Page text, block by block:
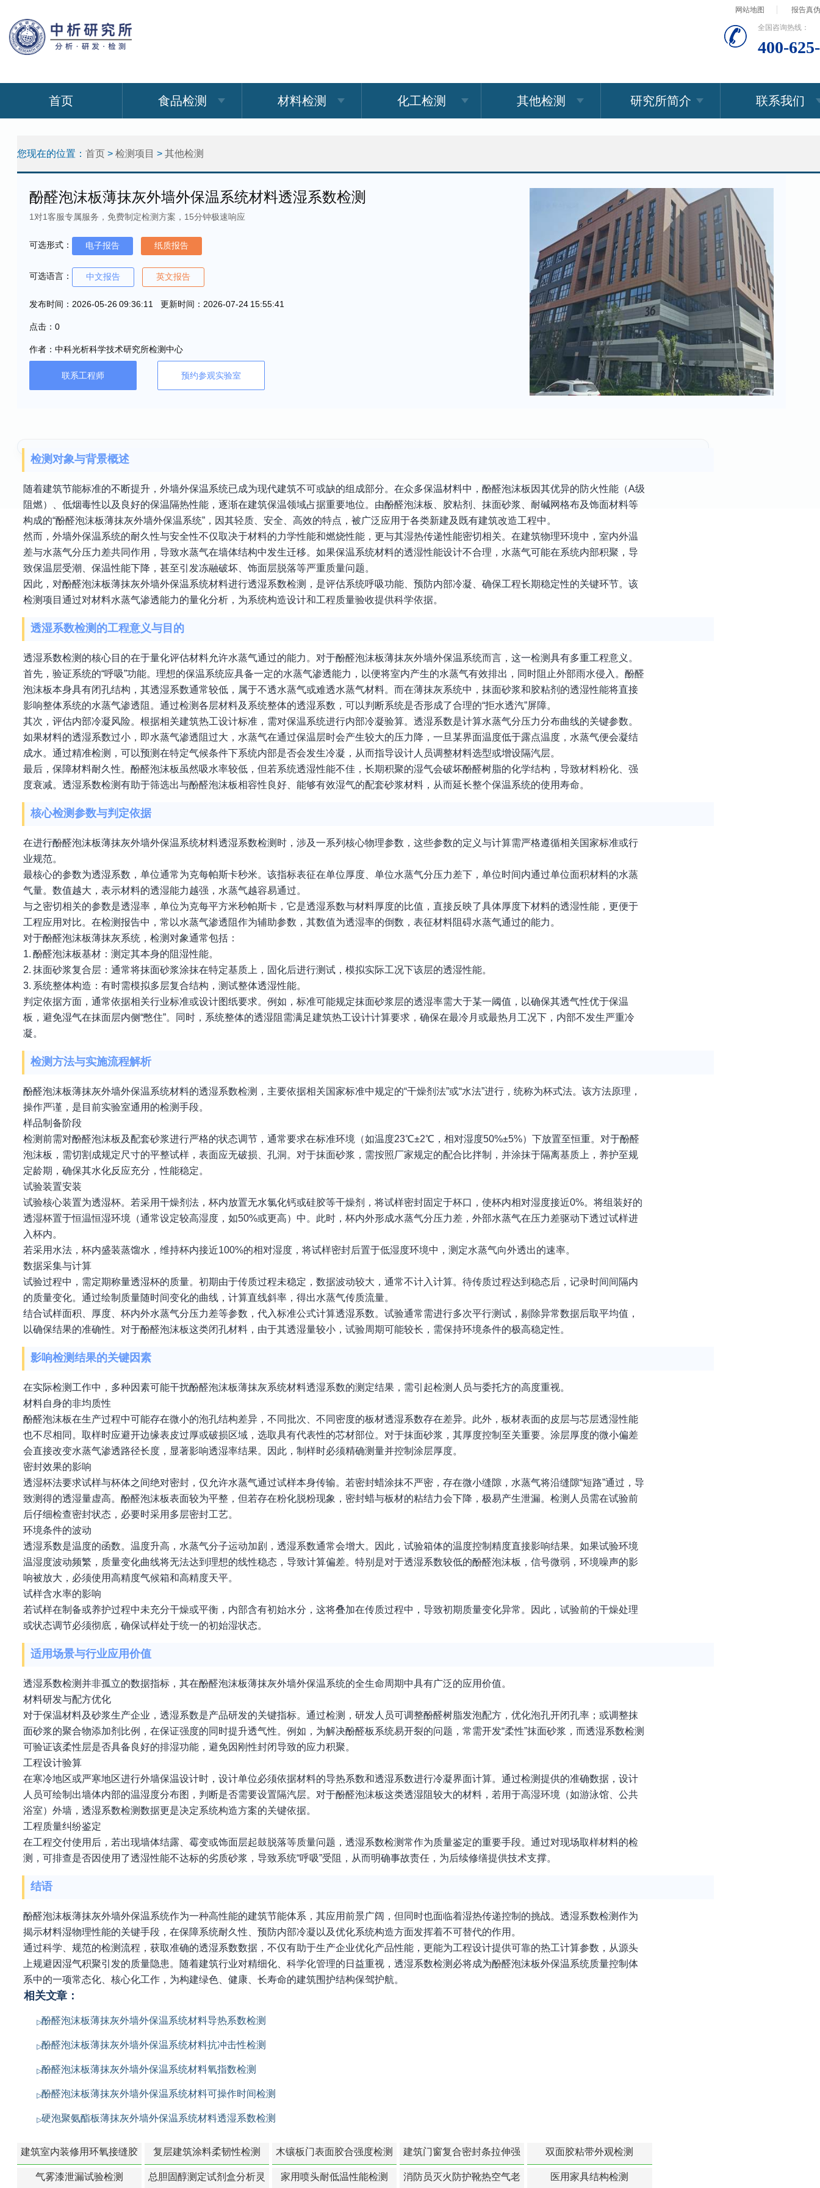
网站地图 报告真
全国咨询热线：
400-
首页 食品检测 材料检测 化工检测 其他检测 研究所简介 联系我们
您现在的位置： 首页 > 检测项目 > 其他检测
酚醛泡沫板薄抹灰外墙外保温系统材料透湿系数检测
1对1客服专属服务，免费制定检测方案，15分钟极速响应
可选形式： 电子报告 纸质报告
可选语言： 中文报告 英文报告
发布时间：2026-05-26 09:36:11 更新时间：2026-07-24 15:55:41
点击：0
作者：中科光析科学技术研究所检测中心
联系工程师 预约参观实验室
检测对象与背景概述
随着建筑节能标准的不断提升，外墙外保温系统已成为现代建筑不可或缺的组成部分。在众多保温材料中，酚醛泡沫板因其优异的防火性能（A级
阻燃）、低烟毒性以及良好的保温隔热性能，逐渐在建筑保温领域占据重要地位。由酚醛泡沫板、胶粘剂、抹面砂浆、耐碱网格布及饰面材料等
构成的“酚醛泡沫板薄抹灰外墙外保温系统”，因其轻质、安全、高效的特点，被广泛应用于各类新建及既有建筑改造工程中。
然而，外墙外保温系统的耐久性与安全性不仅取决于材料的力学性能和燃烧性能，更与其湿热传递性能密切相关。在建筑物理环境中，室内外温
差与水蒸气分压力差共同作用，导致水蒸气在墙体结构中发生迁移。如果保温系统材料的透湿性能设计不合理，水蒸气可能在系统内部积聚，导
致保温层受潮、保温性能下降，甚至引发冻融破坏、饰面层脱落等严重质量问题。
因此，对酚醛泡沫板薄抹灰外墙外保温系统材料进行透湿系数检测，是评估系统呼吸功能、预防内部冷凝、确保工程长期稳定性的关键环节。该
检测项目通过对材料水蒸气渗透能力的量化分析，为系统构造设计和工程质量验收提供科学依据。
透湿系数检测的工程意义与目的
透湿系数检测的核心目的在于量化评估材料允许水蒸气通过的能力。对于酚醛泡沫板薄抹灰外墙外保温系统而言，这一检测具有多重工程意义。
首先，验证系统的“呼吸”功能。理想的保温系统应具备一定的水蒸气渗透能力，以便将室内产生的水蒸气有效排出，同时阻止外部雨水侵入。酚醛
泡沫板本身具有闭孔结构，其透湿系数通常较低，属于不透水蒸气或难透水蒸气材料。而在薄抹灰系统中，抹面砂浆和胶粘剂的透湿性能将直接
影响整体系统的水蒸气渗透阻。通过检测各层材料及系统整体的透湿系数，可以判断系统是否形成了合理的“拒水透汽”屏障。
其次，评估内部冷凝风险。根据相关建筑热工设计标准，需对保温系统进行内部冷凝验算。透湿系数是计算水蒸气分压力分布曲线的关键参数。
如果材料的透湿系数过小，即水蒸气渗透阻过大，水蒸气在通过保温层时会产生较大的压力降，一旦某界面温度低于露点温度，水蒸气便会凝结
成水。通过精准检测，可以预测在特定气候条件下系统内部是否会发生冷凝，从而指导设计人员调整材料选型或增设隔汽层。
最后，保障材料耐久性。酚醛泡沫板虽然吸水率较低，但若系统透湿性能不佳，长期积聚的湿气会破坏酚醛树脂的化学结构，导致材料粉化、强
度衰减。透湿系数检测有助于筛选出与酚醛泡沫板相容性良好、能够有效湿气的配套砂浆材料，从而延长整个保温系统的使用寿命。
核心检测参数与判定依据
在进行酚醛泡沫板薄抹灰外墙外保温系统材料透湿系数检测时，涉及一系列核心物理参数，这些参数的定义与计算需严格遵循相关国家标准或行
业规范。
最核心的参数为透湿系数，单位通常为克每帕斯卡秒米。该指标表征在单位厚度、单位水蒸气分压力差下，单位时间内通过单位面积材料的水蒸
气量。数值越大，表示材料的透湿能力越强，水蒸气越容易通过。
与之密切相关的参数是透湿率，单位为克每平方米秒帕斯卡，它是透湿系数与材料厚度的比值，直接反映了具体厚度下材料的透湿性能，更便于
工程应用对比。在检测报告中，常以水蒸气渗透阻作为辅助参数，其数值为透湿率的倒数，表征材料阻碍水蒸气通过的能力。
对于酚醛泡沫板薄抹灰系统，检测对象通常包括：
1. 酚醛泡沫板基材：测定其本身的阻湿性能。
2. 抹面砂浆复合层：通常将抹面砂浆涂抹在特定基质上，固化后进行测试，模拟实际工况下该层的透湿性能。
3. 系统整体构造：有时需模拟多层复合结构，测试整体透湿性能。
判定依据方面，通常依据相关行业标准或设计图纸要求。例如，标准可能规定抹面砂浆层的透湿率需大于某一阈值，以确保其透气性优于保温
板，避免湿气在抹面层内侧“憋住”。同时，系统整体的透湿阻需满足建筑热工设计计算要求，确保在最冷月或最热月工况下，内部不发生严重冷
凝。
检测方法与实施流程解析
酚醛泡沫板薄抹灰外墙外保温系统材料的透湿系数检测，主要依据相关国家标准中规定的“干燥剂法”或“水法”进行，统称为杯式法。该方法原理，
操作严谨，是目前实验室通用的检测手段。
样品制备阶段
检测前需对酚醛泡沫板及配套砂浆进行严格的状态调节，通常要求在标准环境（如温度23℃±2℃，相对湿度50%±5%）下放置至恒重。对于酚醛
泡沫板，需切割成规定尺寸的平整试样，表面应无破损、孔洞。对于抹面砂浆，需按照厂家规定的配合比拌制，并涂抹于隔离基质上，养护至规
定龄期，确保其水化反应充分，性能稳定。
试验装置安装
试验核心装置为透湿杯。若采用干燥剂法，杯内放置无水氯化钙或硅胶等干燥剂，将试样密封固定于杯口，使杯内相对湿度接近0%。将组装好的
透湿杯置于恒温恒湿环境（通常设定较高湿度，如50%或更高）中。此时，杯内外形成水蒸气分压力差，外部水蒸气在压力差驱动下透过试样进
入杯内。
若采用水法，杯内盛装蒸馏水，维持杯内接近100%的相对湿度，将试样密封后置于低湿度环境中，测定水蒸气向外透出的速率。
数据采集与计算
试验过程中，需定期称量透湿杯的质量。初期由于传质过程未稳定，数据波动较大，通常不计入计算。待传质过程达到稳态后，记录时间间隔内
的质量变化。通过绘制质量随时间变化的曲线，计算直线斜率，得出水蒸气传质流量。
结合试样面积、厚度、杯内外水蒸气分压力差等参数，代入标准公式计算透湿系数。试验通常需进行多次平行测试，剔除异常数据后取平均值，
以确保结果的准确性。对于酚醛泡沫板这类闭孔材料，由于其透湿量较小，试验周期可能较长，需保持环境条件的极高稳定性。
影响检测结果的关键因素
在实际检测工作中，多种因素可能干扰酚醛泡沫板薄抹灰系统材料透湿系数的测定结果，需引起检测人员与委托方的高度重视。
材料自身的非均质性
酚醛泡沫板在生产过程中可能存在微小的泡孔结构差异，不同批次、不同密度的板材透湿系数存在差异。此外，板材表面的皮层与芯层透湿性能
也不尽相同。取样时应避开边缘表皮过厚或破损区域，选取具有代表性的芯材部位。对于抹面砂浆，其厚度控制至关重要。涂层厚度的微小偏差
会直接改变水蒸气渗透路径长度，显著影响透湿率结果。因此，制样时必须精确测量并控制涂层厚度。
密封效果的影响
透湿杯法要求试样与杯体之间绝对密封，仅允许水蒸气通过试样本身传输。若密封蜡涂抹不严密，存在微小缝隙，水蒸气将沿缝隙“短路”通过，导
致测得的透湿量虚高。酚醛泡沫板表面较为平整，但若存在粉化脱粉现象，密封蜡与板材的粘结力会下降，极易产生泄漏。检测人员需在试验前
后仔细检查密封状态，必要时采用多层密封工艺。
环境条件的波动
透湿系数是温度的函数。温度升高，水蒸气分子运动加剧，透湿系数通常会增大。因此，试验箱体的温度控制精度直接影响结果。如果试验环境
温湿度波动频繁，质量变化曲线将无法达到理想的线性稳态，导致计算偏差。特别是对于透湿系数较低的酚醛泡沫板，信号微弱，环境噪声的影
响被放大，必须使用高精度气候箱和高精度天平。
试样含水率的影响
若试样在制备或养护过程中未充分干燥或平衡，内部含有初始水分，这将叠加在传质过程中，导致初期质量变化异常。因此，试验前的干燥处理
或状态调节必须彻底，确保试样处于统一的初始湿状态。
适用场景与行业应用价值
透湿系数检测并非孤立的数据指标，其在酚醛泡沫板薄抹灰外墙外保温系统的全生命周期中具有广泛的应用价值。
材料研发与配方优化
对于保温材料及砂浆生产企业，透湿系数是产品研发的关键指标。通过检测，研发人员可调整酚醛树脂发泡配方，优化泡孔开闭孔率；或调整抹
面砂浆的聚合物添加剂比例，在保证强度的同时提升透气性。例如，为解决酚醛板系统易开裂的问题，常需开发“柔性”抹面砂浆，而透湿系数检测
可验证该柔性层是否具备良好的排湿功能，避免因刚性封闭导致的应力积聚。
工程设计验算
在寒冷地区或严寒地区进行外墙保温设计时，设计单位必须依据材料的导热系数和透湿系数进行冷凝界面计算。通过检测提供的准确数据，设计
人员可绘制出墙体内部的温湿度分布图，判断是否需要设置隔汽层。对于酚醛泡沫板这类透湿阻较大的材料，若用于高湿环境（如游泳馆、公共
浴室）外墙，透湿系数检测数据更是决定系统构造方案的关键依据。
工程质量纠纷鉴定
在工程交付使用后，若出现墙体结露、霉变或饰面层起鼓脱落等质量问题，透湿系数检测常作为质量鉴定的重要手段。通过对现场取样材料的检
测，可排查是否因使用了透湿性能不达标的劣质砂浆，导致系统“呼吸”受阻，从而明确事故责任，为后续修缮提供技术支撑。
结语
酚醛泡沫板薄抹灰外墙外保温系统作为一种高性能的建筑节能体系，其应用前景广阔，但同时也面临着湿热传递控制的挑战。透湿系数检测作为
揭示材料湿物理性能的关键手段，在保障系统耐久性、预防内部冷凝以及优化系统构造方面发挥着不可替代的作用。
通过科学、规范的检测流程，获取准确的透湿系数数据，不仅有助于生产企业优化产品性能，更能为工程设计提供可靠的热工计算参数，从源头
上规避因湿气积聚引发的质量隐患。随着建筑行业对精细化、科学化管理的日益重视，透湿系数检测必将成为酚醛泡沫板外保温系统质量控制体
系中的一项常态化、核心化工作，为构建绿色、健康、长寿命的建筑围护结构保驾护航。
相关文章：
酚醛泡沫板薄抹灰外墙外保温系统材料导热系数检测
酚醛泡沫板薄抹灰外墙外保温系统材料抗冲击性检测
酚醛泡沫板薄抹灰外墙外保温系统材料氧指数检测
酚醛泡沫板薄抹灰外墙外保温系统材料可操作时间检测
硬泡聚氨酯板薄抹灰外墙外保温系统材料透湿系数检测
建筑室内装修用环氧接缝胶
苯含量检测
复层建筑涂料柔韧性检测 木镶板门表面胶合强度检测
建筑门窗复合密封条拉伸强
度-硬质塑料材料检测
双面胶粘带外观检测
气雾漆泄漏试验检测 总胆固醇测定试剂盒分析灵 家用喷头耐低温性能检测 消防员灭火防护靴热空气老 医用家具结构检测